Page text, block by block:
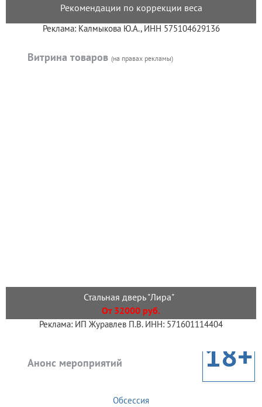
Рекомендации по коррекции веса
Реклама: Калмыкова Ю.А., ИНН 575104629136
Витрина товаров (на правах рекламы)
Стальная дверь "Лира"
От 32000 руб.
Реклама: ИП Журавлев П.В. ИНН: 571601114404
Анонс мероприятий 18+
Обсессия